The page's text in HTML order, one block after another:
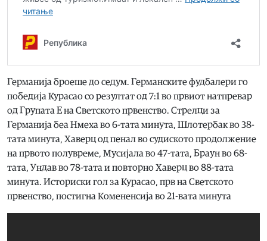
Германија броеше до седум. Германските фудбалери го
победија Курасао со резултат од 7:1 во првиот натпревар
од Групата Е на Светското првенство. Стрелци за
Германија беа Нмеха во 6-тата минута, Шлотербак во 38-
тата минута, Хаверц од пенал во судиското продолжение
на првото полувреме, Мусијала во 47-тата, Браун во 68-
тата, Ундав во 78-тата и повторно Хаверц во 88-тата
минута. Историски гол за Курасао, прв на Светското
првенство, постигна Комененсија во 21-вата минута